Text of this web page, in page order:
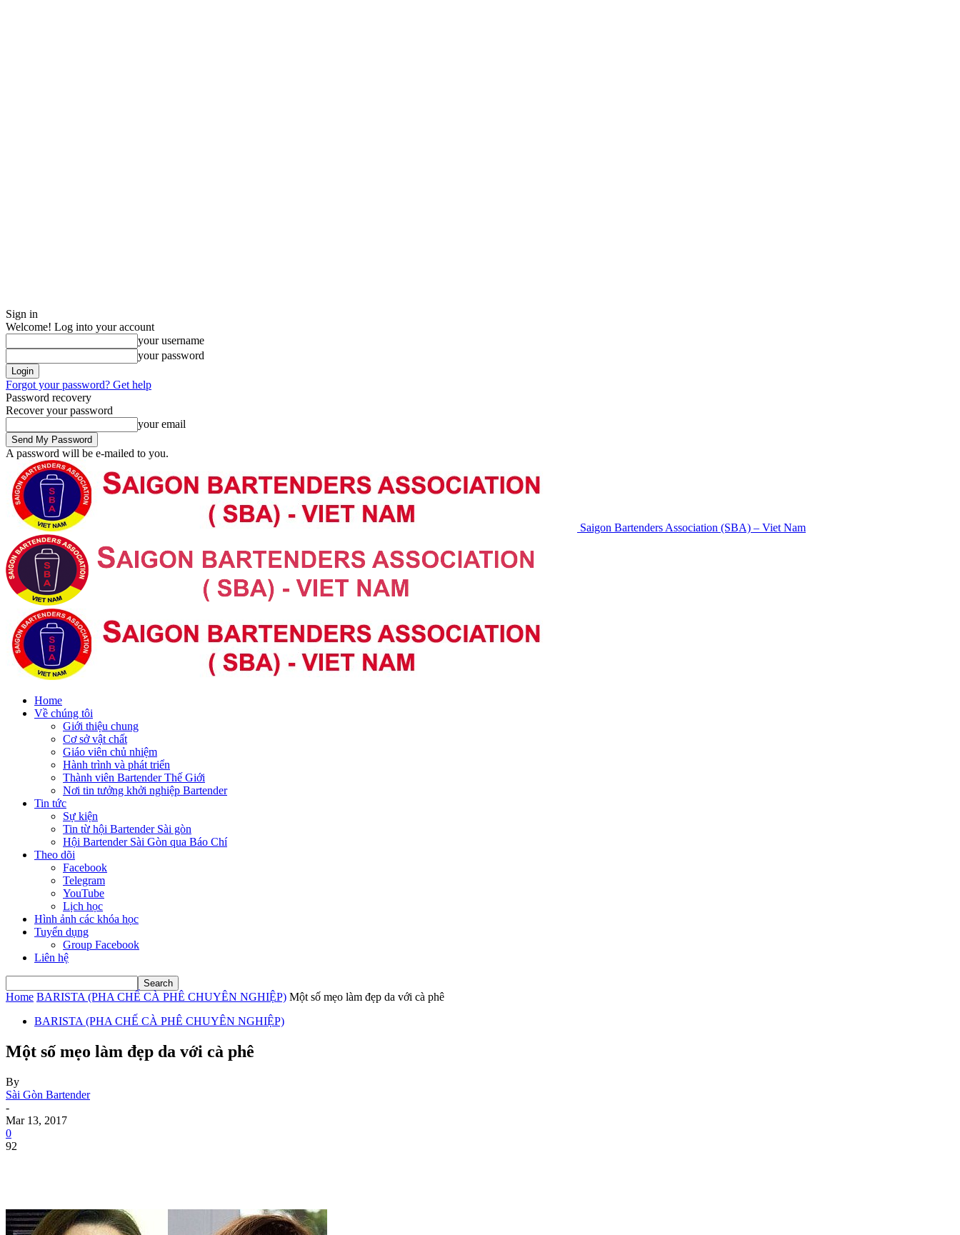
Sign in
Welcome! Log into your account
your username
your password
Forgot your password? Get help
Password recovery
Recover your password
your email
A password will be e-mailed to you.
Saigon Bartenders Association (SBA) – Viet Nam
Home
Về chúng tôi
Giới thiệu chung
Cơ sở vật chất
Giáo viên chủ nhiệm
Hành trình và phát triển
Thành viên Bartender Thế Giới
Nơi tin tưởng khởi nghiệp Bartender
Tin tức
Sự kiện
Tin từ hội Bartender Sài gòn
Hội Bartender Sài Gòn qua Báo Chí
Theo dõi
Facebook
Telegram
YouTube
Lịch học
Hình ảnh các khóa học
Tuyển dụng
Group Facebook
Liên hệ
Home BARISTA (PHA CHẾ CÀ PHÊ CHUYÊN NGHIỆP) Một số mẹo làm đẹp da với cà phê
BARISTA (PHA CHẾ CÀ PHÊ CHUYÊN NGHIỆP)
Một số mẹo làm đẹp da với cà phê
By
Sài Gòn Bartender
-
Mar 13, 2017
0
92